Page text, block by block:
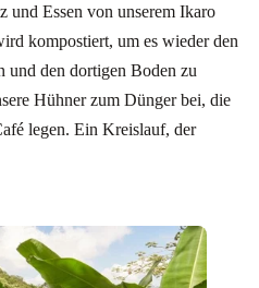
und Essen von unserem Ikaro
kompostiert, um es wieder den
und den dortigen Boden zu
Hühner zum Dünger bei, die
legen. Ein Kreislauf, der